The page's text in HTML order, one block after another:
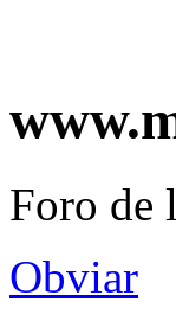
Foro de
Obviar